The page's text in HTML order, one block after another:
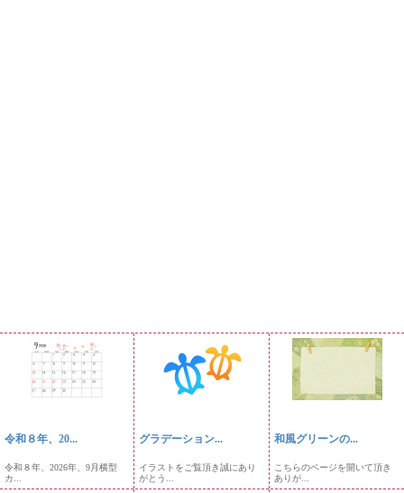
令和８年、20...
令和８年、2026年、9月横型
カ...
グラデーション...
イラストをご覧頂き誠にあり
がとう...
和風グリーンの...
こちらのページを開いて頂き
ありが...